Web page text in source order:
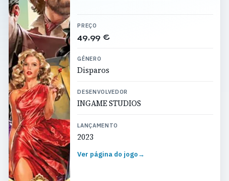
PREÇO
49,99 €
GÉNERO
Disparos
DESENVOLVEDOR
INGAME STUDIOS
LANÇAMENTO
2023
Ver página do jogo→